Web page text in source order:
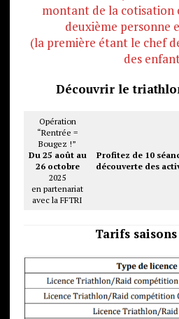
montant de la cotisation
deuxième personne
(la première étant le chef
des
Découvrir le
Opération
“Rentrée =
Bougez !”
Du 25 août au
26 octobre
2025
en partenariat
avec la FFTRI
Profitez de 10
découverte des
Tarifs